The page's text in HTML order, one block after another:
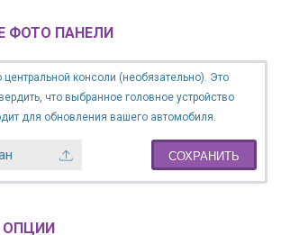
ФОТО ПАНЕЛИ
центральной консоли (необязательно). Это
что выбранное головное устройство
для обновления вашего автомобиля.
СОХРАНИТЬ
ОПЦИИ